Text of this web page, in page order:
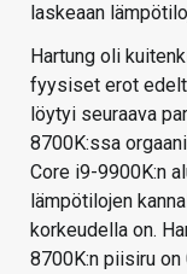
laskeaan
Hartung oli
fyysiset erot
löytyi seuraava
8700K:ssa
Core i9-9900K:n
lämpötilojen
korkeudella on.
8700K:n piisiru